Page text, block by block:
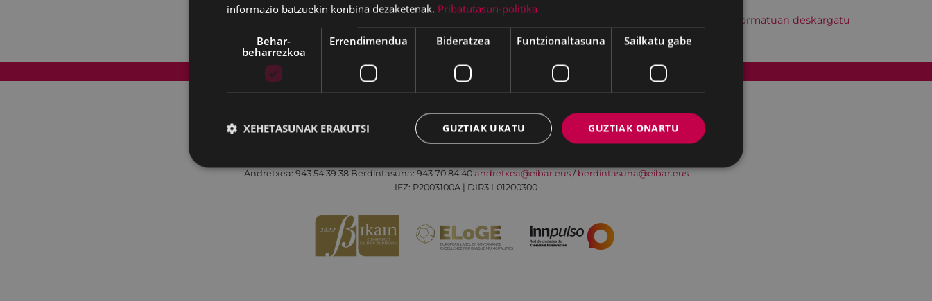
Hitzordu hau iCal formatuan deskargatu
Web mapa Irisgarritasuna Kontaktua Lege-oharra Cookien politika
Udalaren sare sozial guztiak
Andretxea: 943 54 39 38 Berdintasuna: 943 70 84 40 andretxea@eibar.eus/ berdintasuna@eibar.eus
IFZ: P2003100A | DIR3 L01200300
informazio batzuekin konbina dezaketenak. Pribatutasun-politika
Behar-
beharrezkoa
Errendimendua Bideratzea Funtzionaltasuna Sailkatu gabe
GUZTIAK ONARTU
GUZTIAK UKATU
XEHETASUNAK ERAKUTSI